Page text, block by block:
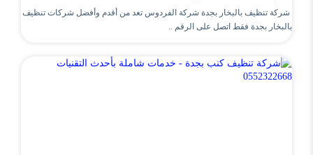
شركة تنظيف بالبخار بجدة شركة الفردوس تعد من أقدم وأفضل شركات تنظيف
بالبخار بجدة فقط اتصل على الرقم ..